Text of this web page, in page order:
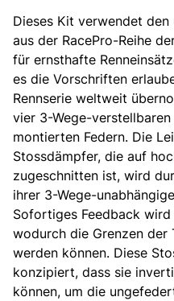
Dieses Kit verwendet
aus der RacePro-Reihe
für ernsthafte
es die Vorschriften
Rennserie weltweit
vier 3-Wege-
montierten Federn. Die
Stossdämpfer, die auf
zugeschnitten ist, wird
ihrer 3-Wege-
Sofortiges Feedback
wodurch die Grenzen
werden können. Diese
konzipiert, dass sie
können, um die